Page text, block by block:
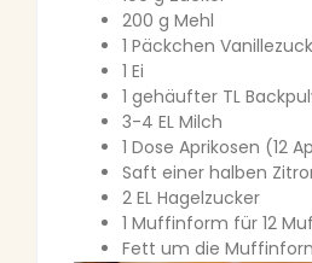
200 g Mehl
1 Päckchen
1 Ei
1 gehäufter TL
3-4 EL Milch
1 Dose Aprikosen (12
Saft einer halben
2 EL Hagelzucker
1 Muffinform für 12
Fett um die